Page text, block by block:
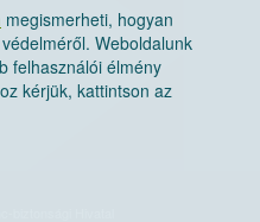
megismerheti, hogyan
Weboldalunk
felhasználói élmény
kérjük, kattintson az
biztonsági Hivatal